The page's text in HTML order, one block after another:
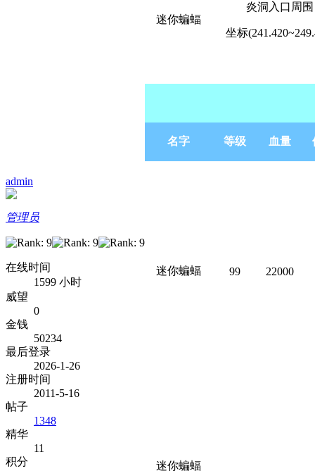
admin
管理员
在线时间
1599 小时
威望
0
金钱
50234
最后登录
2026-1-26
注册时间
2011-5-16
帖子
1348
精华
11
积分
迷你蝙蝠
炎洞入口周围
坐标
名字 等级 血量
迷你蝙蝠 99 22000
迷你蝙蝠